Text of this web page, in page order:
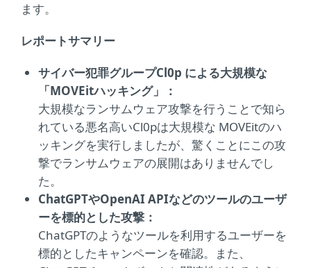
ます。
レポートサマリー
サイバー犯罪グループCl0p による大規模な
「MOVEitハッキング」：
大規模なランサムウェア攻撃を行うことで知ら
れている悪名高いCl0pは大規模な MOVEitのハ
ッキングを実行しましたが、驚くことにこの攻
撃でランサムウェアの展開はありませんでし
た。
ChatGPTやOpenAI APIなどのツールのユーザ
ーを標的とした攻撃：
ChatGPTのようなツールを利用するユーザーを
標的としたキャンペーンを確認。また、